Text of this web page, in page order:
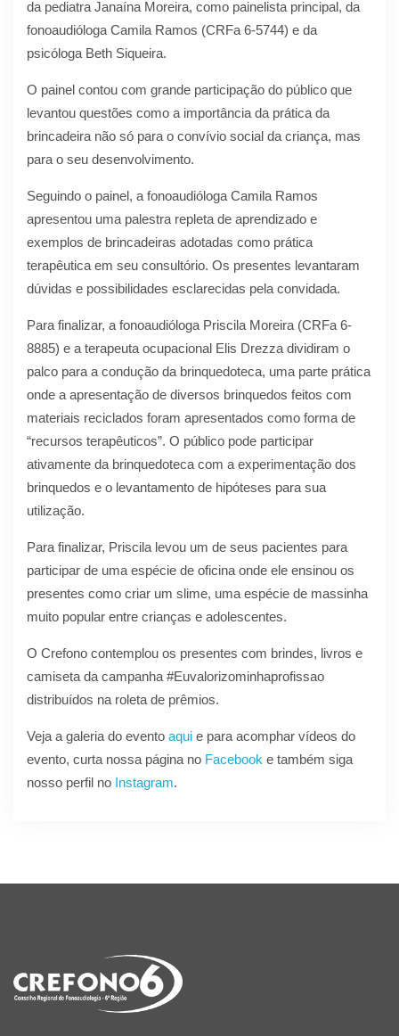
da pediatra Janaína Moreira, como painelista principal, da
fonoaudióloga Camila Ramos (CRFa 6-5744) e da
psicóloga Beth Siqueira.
O painel contou com grande participação do público que
levantou questões como a importância da prática da
brincadeira não só para o convívio social da criança, mas
para o seu desenvolvimento.
Seguindo o painel, a fonoaudióloga Camila Ramos
apresentou uma palestra repleta de aprendizado e
exemplos de brincadeiras adotadas como prática
terapêutica em seu consultório. Os presentes levantaram
dúvidas e possibilidades esclarecidas pela convidada.
Para finalizar, a fonoaudióloga Priscila Moreira (CRFa 6-
8885) e a terapeuta ocupacional Elis Drezza dividiram o
palco para a condução da brinquedoteca, uma parte prática
onde a apresentação de diversos brinquedos feitos com
materiais reciclados foram apresentados como forma de
“recursos terapêuticos”. O público pode participar
ativamente da brinquedoteca com a experimentação dos
brinquedos e o levantamento de hipóteses para sua
utilização.
Para finalizar, Priscila levou um de seus pacientes para
participar de uma espécie de oficina onde ele ensinou os
presentes como criar um slime, uma espécie de massinha
muito popular entre crianças e adolescentes.
O Crefono contemplou os presentes com brindes, livros e
camiseta da campanha #Euvalorizominhaprofissao
distribuídos na roleta de prêmios.
Veja a galeria do evento aqui e para acomphar vídeos do
evento, curta nossa página no Facebook e também siga
nosso perfil no Instagram.